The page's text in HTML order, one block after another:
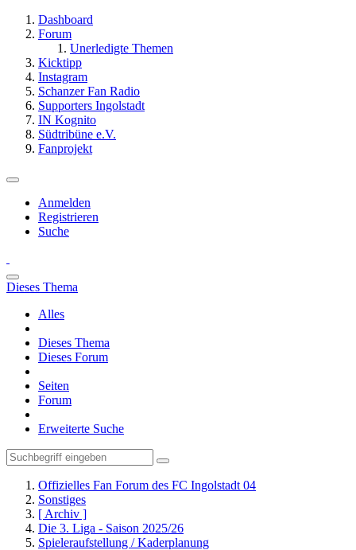
Dashboard
Forum
Unerledigte Themen
Kicktipp
Instagram
Schanzer Fan Radio
Supporters Ingolstadt
IN Kognito
Südtribüne e.V.
Fanprojekt
Anmelden
Registrieren
Suche
Dieses Thema
Alles
Dieses Thema
Dieses Forum
Seiten
Forum
Erweiterte Suche
Offizielles Fan Forum des FC Ingolstadt 04
Sonstiges
[ Archiv ]
Die 3. Liga - Saison 2025/26
Spieleraufstellung / Kaderplanung